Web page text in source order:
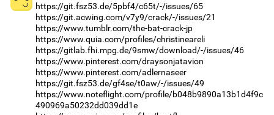
https://git.fsz53.de/5pbf4/c65t/-/issues/65
https://git.acwing.com/v7y9/crack/-/issues/21
https://www.tumblr.com/the-bat-crack-jp
https://www.quia.com/profiles/christineareli
https://gitlab.fhi.mpg.de/9smw/download/-/issues/46
https://www.pinterest.com/draysonjatavion
https://www.pinterest.com/adlernaseer
https://git.fsz53.de/gf4se/t0aw/-/issues/49
https://www.noteflight.com/profile/b048b9890a13b1d4f9c
490969a50232dd039dd1e